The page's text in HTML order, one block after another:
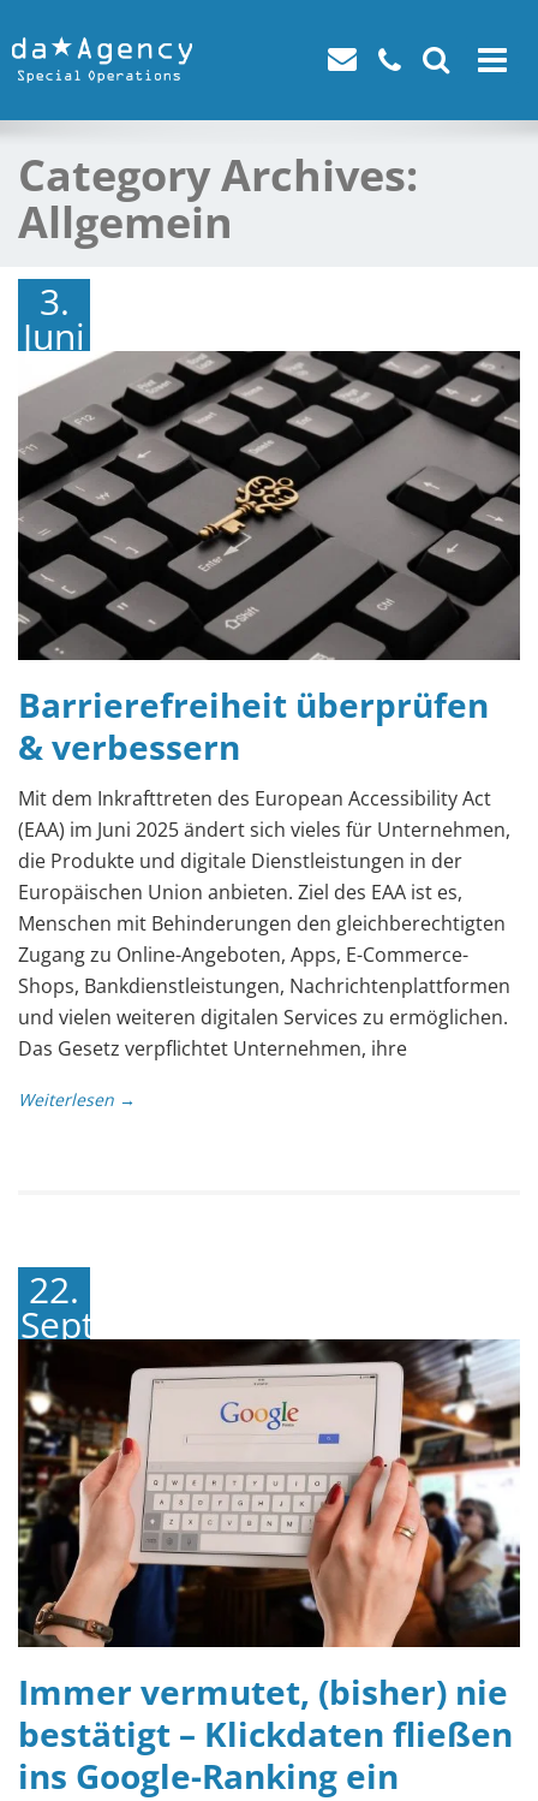
Toggle
Category Archives:
Allgemein
3.
Juni
2025
Barrierefreiheit überprüfen
& verbessern
Mit dem Inkrafttreten des European Accessibility Act
(EAA) im Juni 2025 ändert sich vieles für Unternehmen,
die Produkte und digitale Dienstleistungen in der
Europäischen Union anbieten. Ziel des EAA ist es,
Menschen mit Behinderungen den gleichberechtigten
Zugang zu Online-Angeboten, Apps, E-Commerce-
Shops, Bankdienstleistungen, Nachrichtenplattformen
und vielen weiteren digitalen Services zu ermöglichen.
Das Gesetz verpflichtet Unternehmen, ihre
Weiterlesen →
22.
September
2023
Immer vermutet, (bisher) nie
bestätigt – Klickdaten fließen
ins Google-Ranking ein